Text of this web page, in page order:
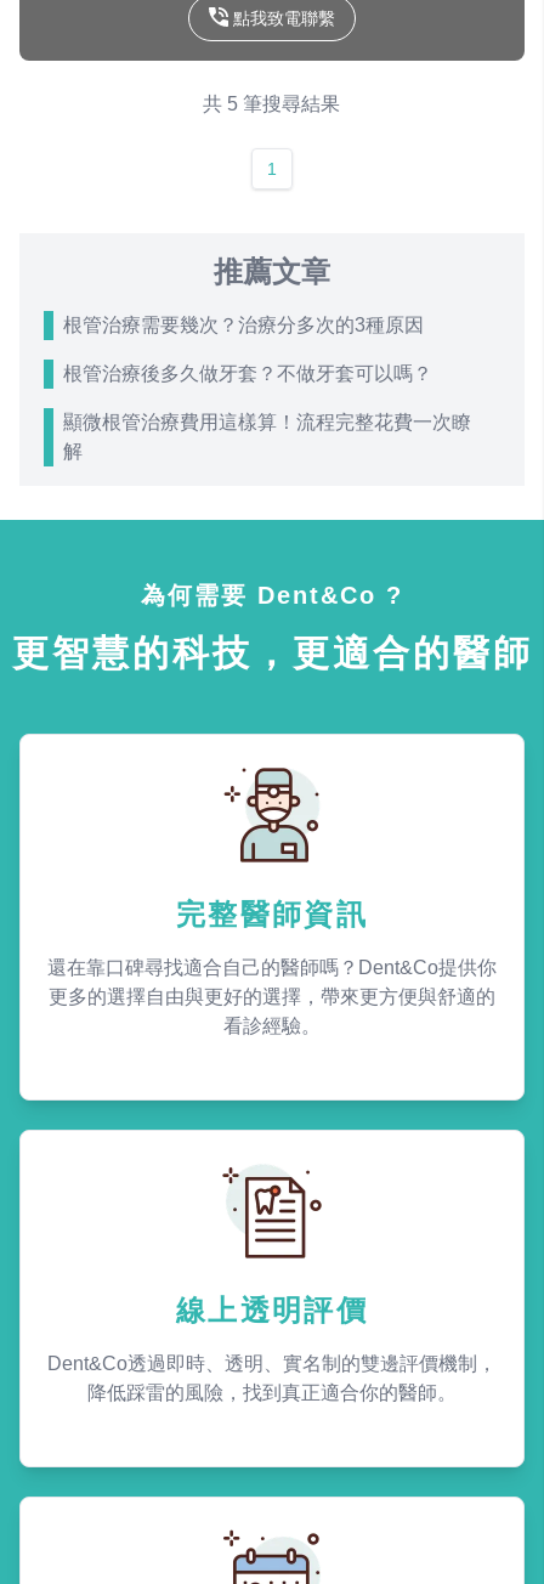
點我致電聯繫
共 5 筆搜尋結果
1
推薦文章
根管治療需要幾次？治療分多次的3種原因
根管治療後多久做牙套？不做牙套可以嗎？
顯微根管治療費用這樣算！流程完整花費一次瞭
解
為何需要 Dent&Co ?
更智慧的科技，更適合的醫師
完整醫師資訊
還在靠口碑尋找適合自己的醫師嗎？Dent&Co提供你
更多的選擇自由與更好的選擇，帶來更方便與舒適的
看診經驗。
線上透明評價
Dent&Co透過即時、透明、實名制的雙邊評價機制，
降低踩雷的風險，找到真正適合你的醫師。